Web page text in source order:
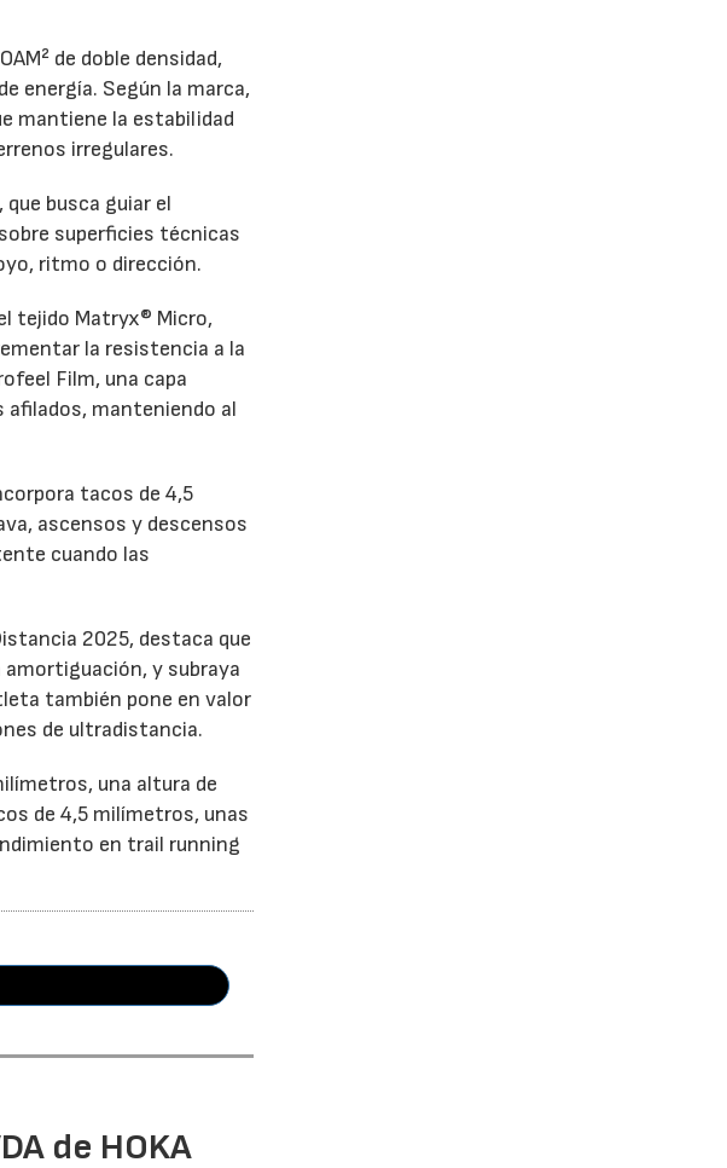
de doble densidad,
energía. Según la marca,
mantiene la estabilidad
irregulares.
busca guiar el
superficies técnicas
ritmo o dirección.
tejido Matryx® Micro,
la resistencia a la
Film, una capa
manteniendo al
tacos de 4,5
ascensos y descensos
cuando las
2025, destaca que
amortiguación, y subraya
también pone en valor
de ultradistancia.
una altura de
de 4,5 milímetros, unas
en trail running
de HOKA